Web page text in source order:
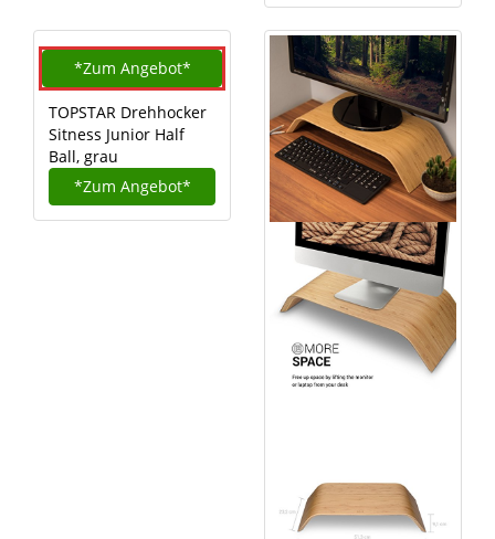
*Zum Angebot*
TOPSTAR Drehhocker
Sitness Junior Half
Ball, grau
*Zum Angebot*